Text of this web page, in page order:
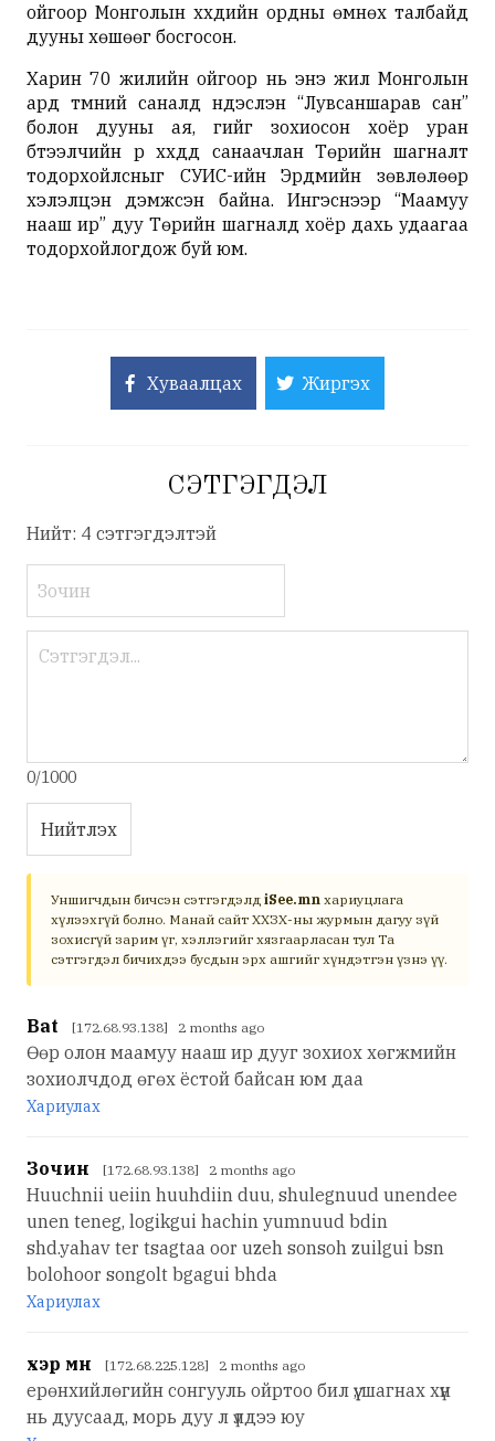
ойгоор Монголын хүүхдийн ордны өмнөх талбайд
дууны хөшөөг босгосон.
Харин 70 жилийн ойгоор нь энэ жил Монголын
ард түмний саналд үндэслэн “Лувсаншарав сан”
болон дууны ая, үгийг зохиосон хоёр уран
бүтээлчийн үр хүүхдүүд санаачлан Төрийн шагналт
тодорхойлсныг СУИС-ийн Эрдмийн зөвлөлөөр
хэлэлцэн дэмжсэн байна. Ингэснээр “Маамуу
нааш ир” дуу Төрийн шагналд хоёр дахь удаагаа
тодорхойлогдож буй юм.
Хуваалцах Жиргэх
СЭТГЭГДЭЛ
Нийт: 4 сэтгэгдэлтэй
0/1000
Нийтлэх
Уншигчдын бичсэн сэтгэгдэлд iSee.mn хариуцлага
хүлээхгүй болно. Манай сайт ХХЗХ-ны журмын дагуу зүй
зохисгүй зарим үг, хэллэгийг хязгаарласан тул Та
сэтгэгдэл бичихдээ бусдын эрх ашгийг хүндэтгэн үзнэ үү.
Bat [172.68.93.138] 2 months ago
Өөр олон маамуу нааш ир дууг зохиох хөгжмийн
зохиолчдод өгөх ёстой байсан юм даа
Хариулах
Зочин [172.68.93.138] 2 months ago
Huuchnii ueiin huuhdiin duu, shulegnuud unendee
unen teneg, logikgui hachin yumnuud bdin
shd.yahav ter tsagtaa oor uzeh sonsoh zuilgui bsn
bolohoor songolt bgagui bhda
Хариулах
үхэр мн [172.68.225.128] 2 months ago
ерөнхийлөгийн сонгууль ойртоо бил үү, шагнах хүн
нь дуусаад, морь дуу л үлдээ юу